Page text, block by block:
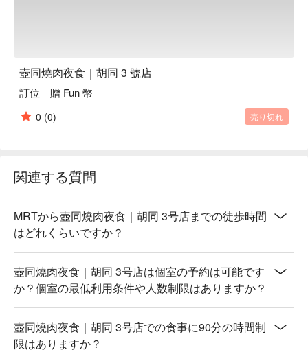
壺同燒肉夜食｜胡同 3 號店
訂位｜贈 Fun 幣
0 (0) 売り切れ
関連する質問
MRTから壺同燒肉夜食｜胡同 3号店までの徒歩時間
はどれくらいですか？
壺同燒肉夜食｜胡同 3号店は個室の予約は可能です
か？個室の最低利用条件や人数制限はありますか？
壺同燒肉夜食｜胡同 3号店での食事に90分の時間制
限はありますか？